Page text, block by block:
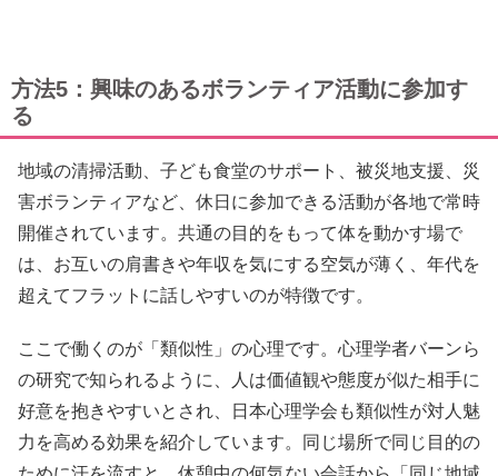
方法5：興味のあるボランティア活動に参加す
る
地域の清掃活動、子ども食堂のサポート、被災地支援、災
害ボランティアなど、休日に参加できる活動が各地で常時
開催されています。共通の目的をもって体を動かす場で
は、お互いの肩書きや年収を気にする空気が薄く、年代を
超えてフラットに話しやすいのが特徴です。
ここで働くのが「類似性」の心理です。心理学者バーンら
の研究で知られるように、人は価値観や態度が似た相手に
好意を抱きやすいとされ、日本心理学会も類似性が対人魅
力を高める効果を紹介しています。同じ場所で同じ目的の